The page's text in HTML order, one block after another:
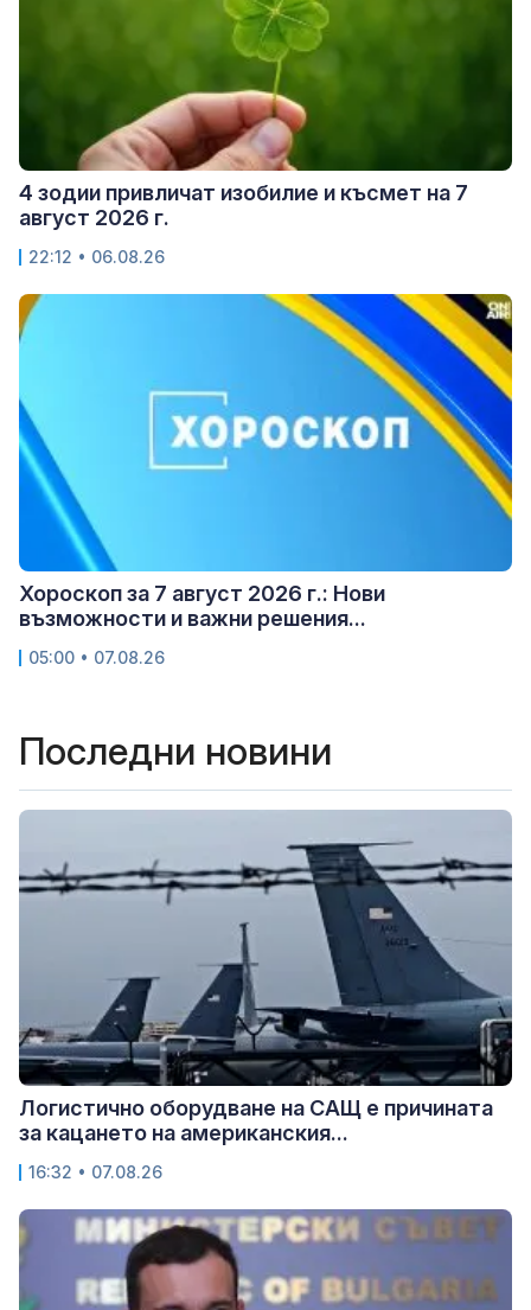
4 зодии привличат изобилие и късмет на 7
август 2026 г.
22:12 • 06.08.26
Хороскоп за 7 август 2026 г.: Нови
възможности и важни решения...
05:00 • 07.08.26
Последни новини
Логистично оборудване на САЩ е причината
за кацането на американския...
16:32 • 07.08.26